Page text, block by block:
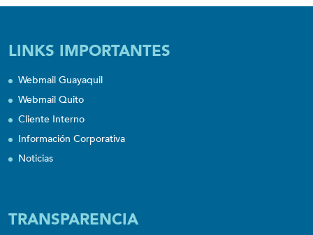
LINKS IMPORTANTES
Webmail Guayaquil
Webmail Quito
Cliente Interno
Información Corporativa
Noticias
TRANSPARENCIA